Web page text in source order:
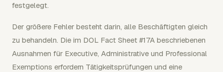
festgelegt.
Der größere Fehler besteht darin, alle Beschäftigten gleich
zu behandeln. Die im DOL Fact Sheet #17A beschriebenen
Ausnahmen für Executive, Administrative und Professional
Exemptions erfordern Tätigkeitsprüfungen und eine